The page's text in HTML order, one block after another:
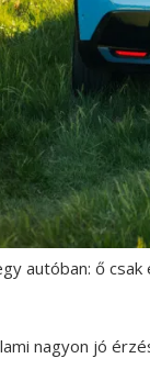
autóban: ő
nagyon jó